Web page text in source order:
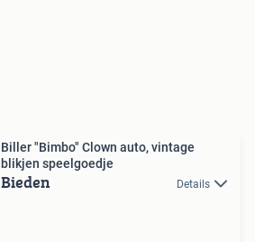
Biller "Bimbo" Clown auto, vintage
blikjen speelgoedje
Bieden Details